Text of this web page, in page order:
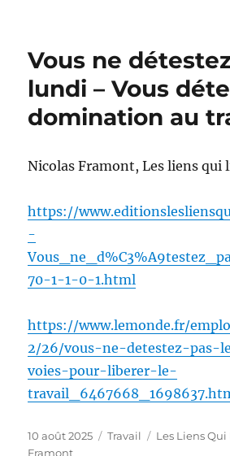
Vous ne
lundi – Vous
domination au
Nicolas Framont, Les liens qui
https://
-
70-1-1-0-1.html
https://www.lemonde.fr/
2/26/vous-ne-detestez-pas-
voies-pour-liberer-le-
Publié
le
10 août 2025 Catégories
Travail Étiquettes
Les Liens
Framont